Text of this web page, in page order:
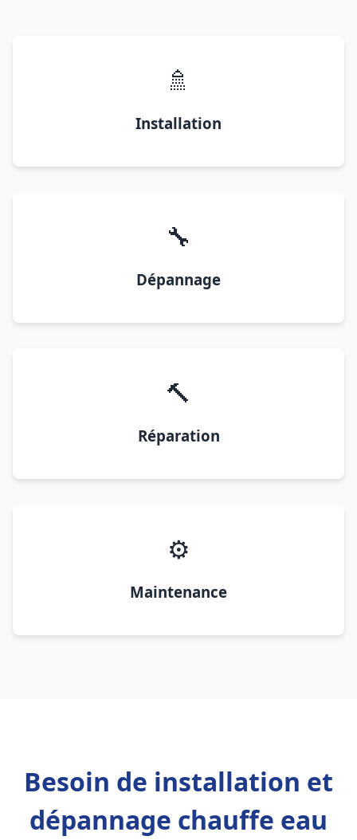
🚿
Installation
🔧
Dépannage
🔨
Réparation
⚙️
Maintenance
Besoin de installation et
dépannage chauffe eau